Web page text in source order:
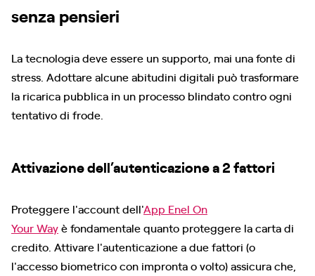
senza pensieri
La tecnologia deve essere un supporto, mai una fonte di
stress. Adottare alcune abitudini digitali può trasformare
la ricarica pubblica in un processo blindato contro ogni
tentativo di frode.
Attivazione dell’autenticazione a 2 fattori
Proteggere l'account dell'App Enel On
Your Wayè fondamentale quanto proteggere la carta di
credito. Attivare l'autenticazione a due fattori (o
l'accesso biometrico con impronta o volto) assicura che,